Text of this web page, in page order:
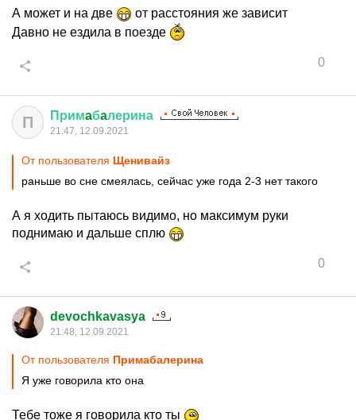
А может и на две
от расстояния же зависит
Давно не ездила в поезде
0
П Примaбaлерина
21:47, 12.09.2021
От пользователя Щенивайз
раньше во сне смеялась, сейчас уже года 2-3 нет такого
А я ходить пытаюсь видимо, но максимум руки
поднимаю и дальше сплю
0
devochkavasya
21:48, 12.09.2021
От пользователя Примaбaлерина
Я уже говорила кто она
Тебе тоже я говорила кто ты